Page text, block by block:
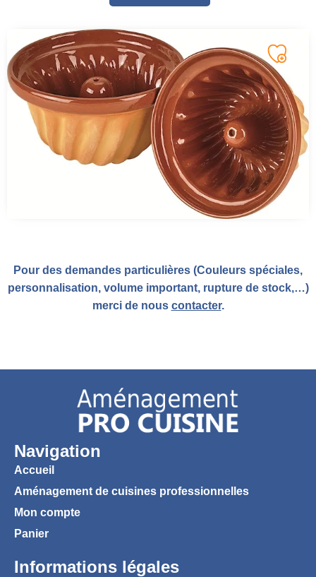
Pour des demandes particulières (Couleurs spéciales,
personnalisation, volume important, rupture de stock,…)
merci de nous contacter.
Navigation
Accueil
Aménagement de cuisines professionnelles
Mon compte
Panier
Informations légales